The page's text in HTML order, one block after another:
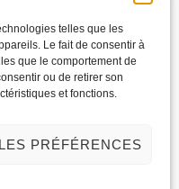
telles que les
Le fait de consentir à
que le comportement de
ou de retirer son
et fonctions.
PRÉFÉRENCES